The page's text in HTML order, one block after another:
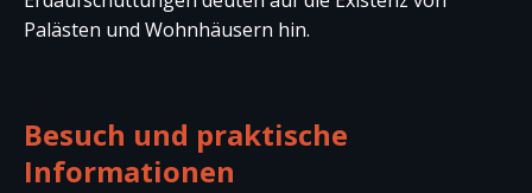
Palästen und Wohnhäusern hin.
Besuch und praktische
Informationen